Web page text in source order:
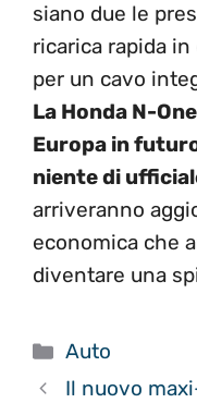
siano due le
ricarica rapida
per un cavo
La Honda N-
Europa in
niente di
arriveranno
economica che
diventare una
Categorie
Auto
Il nuovo